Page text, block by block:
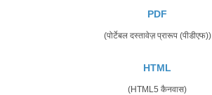
PDF
(पोर्टेबल दस्तावेज़ प्रारूप (पीडीएफ))
HTML
(HTML5 कैनवास)